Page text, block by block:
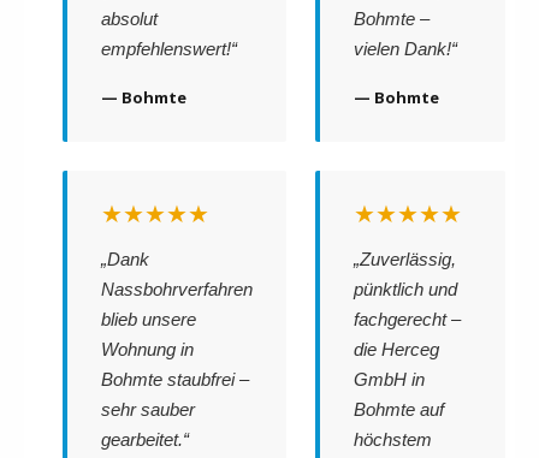
absolut
empfehlenswert!“
— Bohmte
Bohmte –
vielen Dank!“
— Bohmte
★★★★★
„Dank
Nassbohrverfahren
blieb unsere
Wohnung in
Bohmte staubfrei –
sehr sauber
gearbeitet.“
★★★★★
„Zuverlässig,
pünktlich und
fachgerecht –
die Herceg
GmbH in
Bohmte auf
höchstem